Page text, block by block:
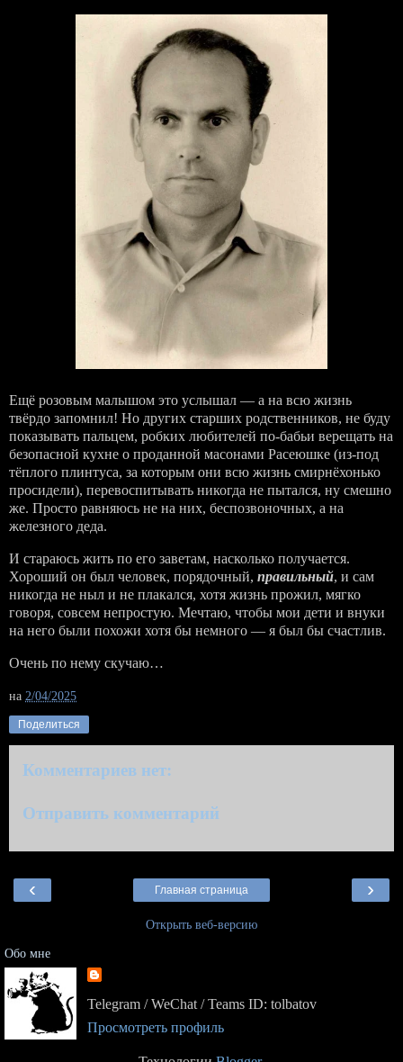
Ещё розовым малышом это услышал — а на всю жизнь
твёрдо запомнил! Но других старших родственников, не буду
показывать пальцем, робких любителей по-бабьи верещать на
безопасной кухне о проданной масонами Расеюшке (из-под
тёплого плинтуса, за которым они всю жизнь смирнёхонько
просидели), перевоспитывать никогда не пытался, ну смешно
же. Просто равняюсь не на них, беспозвоночных, а на
железного деда.
И стараюсь жить по его заветам, насколько получается.
Хороший он был человек, порядочный, правильный, и сам
никогда не ныл и не плакался, хотя жизнь прожил, мягко
говоря, совсем непростую. Мечтаю, чтобы мои дети и внуки
на него были похожи хотя бы немного — я был бы счастлив.
Очень по нему скучаю…
на 2/04/2025
Поделиться
Комментариев нет:
Отправить комментарий
‹ ›
Главная страница
Открыть веб-версию
Обо мне
Telegram / WeChat / Teams ID: tolbatov
Просмотреть профиль